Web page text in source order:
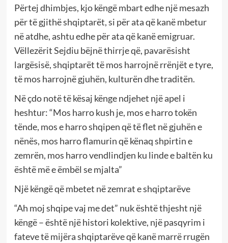
Përtej dhimbjes, kjo këngë mbart edhe një mesazh
për të gjithë shqiptarët, si për ata që kanë mbetur
në atdhe, ashtu edhe për ata që kanë emigruar.
Vëllezërit Sejdiu bëjnë thirrje që, pavarësisht
largësisë, shqiptarët të mos harrojnë rrënjët e tyre,
të mos harrojnë gjuhën, kulturën dhe traditën.
Në çdo notë të kësaj kënge ndjehet një apel i
heshtur: “Mos harro kush je, mos e harro tokën
tënde, mos e harro shqipen që të flet në gjuhën e
nënës, mos harro flamurin që kënaq shpirtin e
zemrën, mos harro vendlindjen ku linde e baltën ku
është më e ëmbël se mjalta”
Një këngë që mbetet në zemrat e shqiptarëve
“Ah moj shqipe vaj me det” nuk është thjesht një
këngë – është një histori kolektive, një pasqyrim i
fateve të mijëra shqiptarëve që kanë marrë rrugën